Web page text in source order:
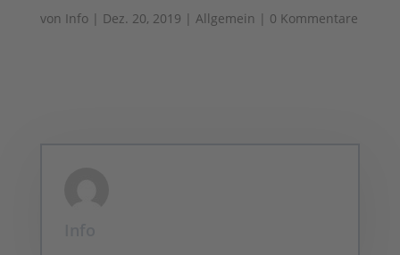
von Info| Dez. 20, 2019 | Allgemein | 0 Kommentare